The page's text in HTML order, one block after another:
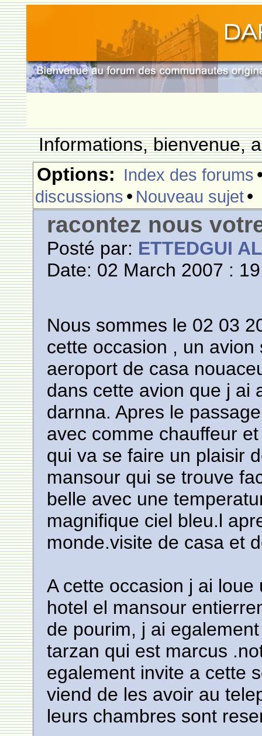
Informations, bienvenue,
Options: Index des forums
discussions • Nouveau sujet•
racontez nous
Posté par: ETTEDGUI
Date: 02 March 2007 :
Nous sommes le 02 03
cette occasion , un
aeroport de casa
dans cette avion que j ai
darnna. Apres le
avec comme chauffeur
qui va se faire un plaisir
mansour qui se trouve
belle avec une
magnifique ciel bleu.l
monde.visite de casa et
A cette occasion j ai
hotel el mansour
de pourim, j ai
tarzan qui est marcus
egalement invite a cette
viend de les avoir au
leurs chambres sont